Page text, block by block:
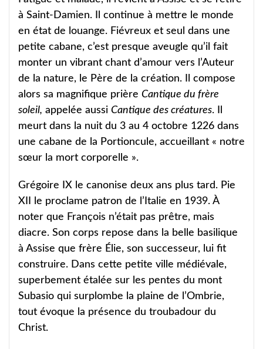
à Saint-Damien. Il continue à mettre le monde
en état de louange. Fiévreux et seul dans une
petite cabane, c’est presque aveugle qu’il fait
monter un vibrant chant d’amour vers l’Auteur
de la nature, le Père de la création. Il compose
alors sa magnifique prière Cantique du frère
soleil, appelée aussi Cantique des créatures. Il
meurt dans la nuit du 3 au 4 octobre 1226 dans
une cabane de la Portioncule, accueillant « notre
sœur la mort corporelle ».
Grégoire IX le canonise deux ans plus tard. Pie
XII le proclame patron de l’Italie en 1939. À
noter que François n’était pas prêtre, mais
diacre. Son corps repose dans la belle basilique
à Assise que frère Élie, son successeur, lui fit
construire. Dans cette petite ville médiévale,
superbement étalée sur les pentes du mont
Subasio qui surplombe la plaine de l’Ombrie,
tout évoque la présence du troubadour du
Christ.